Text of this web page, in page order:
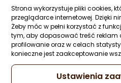
Strona wykorzystuje pliki cookies,
przeglądarce internetowej. Dzięki
Żeby móc w pełni korzystać z
tym, aby dopasować treść reklam
profilowanie oraz w celach
konieczne jest zaakceptowanie
Ustawienia